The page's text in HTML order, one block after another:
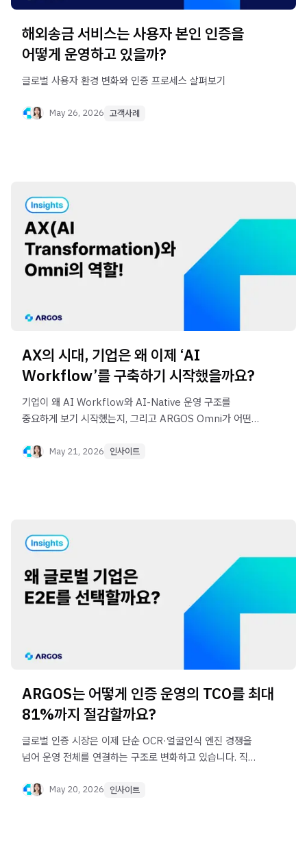
해외송금 서비스는 사용자 본인 인증을
어떻게 운영하고 있을까?
글로벌 사용자 환경 변화와 인증 프로세스 살펴보기
May 26, 2026 고객사례
AX의 시대, 기업은 왜 이제 ‘AI
Workflow’를 구축하기 시작했을까요?
기업이 왜 AI Workflow와 AI-Native 운영 구조를
중요하게 보기 시작했는지, 그리고 ARGOS Omni가 어떤
May 21, 2026 인사이트
ARGOS는 어떻게 인증 운영의 TCO를 최대
81%까지 절감할까요?
글로벌 인증 시장은 이제 단순 OCR·얼굴인식 엔진 경쟁을
넘어 운영 전체를 연결하는 구조로 변화하고 있습니다. 직접
End-to-End 인증 구조를 선택하게 되는지 살펴봅니다.
May 20, 2026 인사이트